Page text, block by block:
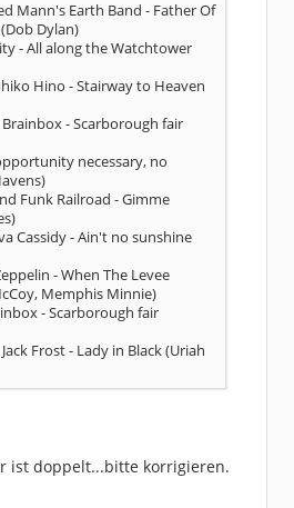
Mann's Earth Band - Father Of
Dylan)
- All along the Watchtower
Hino - Stairway to Heaven
- Scarborough fair
necessary, no
Funk Railroad - Gimme
Cassidy - Ain't no sunshine
- When The Levee
Memphis Minnie)
- Scarborough fair
Frost - Lady in Black (Uriah
ist doppelt...bitte korrigieren.